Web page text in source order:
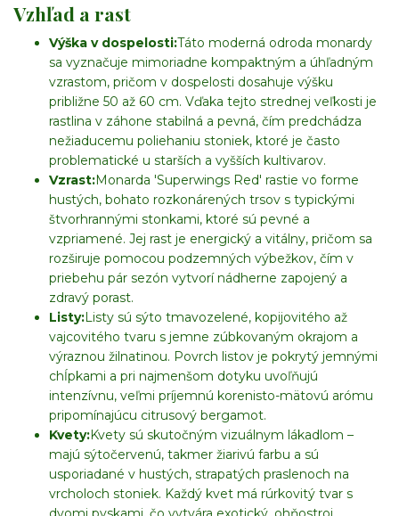
Vzhľad a rast
Výška v dospelosti:Táto moderná odroda monardy
sa vyznačuje mimoriadne kompaktným a úhľadným
vzrastom, pričom v dospelosti dosahuje výšku
približne 50 až 60 cm. Vďaka tejto strednej veľkosti je
rastlina v záhone stabilná a pevná, čím predchádza
nežiaducemu poliehaniu stoniek, ktoré je často
problematické u starších a vyšších kultivarov.
Vzrast:Monarda 'Superwings Red' rastie vo forme
hustých, bohato rozkonárených trsov s typickými
štvorhrannými stonkami, ktoré sú pevné a
vzpriamené. Jej rast je energický a vitálny, pričom sa
rozširuje pomocou podzemných výbežkov, čím v
priebehu pár sezón vytvorí nádherne zapojený a
zdravý porast.
Listy:Listy sú sýto tmavozelené, kopijovitého až
vajcovitého tvaru s jemne zúbkovaným okrajom a
výraznou žilnatinou. Povrch listov je pokrytý jemnými
chĺpkami a pri najmenšom dotyku uvoľňujú
intenzívnu, veľmi príjemnú korenisto-mätovú arómu
pripomínajúcu citrusový bergamot.
Kvety:Kvety sú skutočným vizuálnym lákadlom –
majú sýtočervenú, takmer žiarivú farbu a sú
usporiadané v hustých, strapatých praslenoch na
vrcholoch stoniek. Každý kvet má rúrkovitý tvar s